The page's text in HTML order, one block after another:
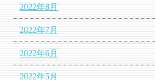
2022年8月
2022年7月
2022年6月
2022年5月